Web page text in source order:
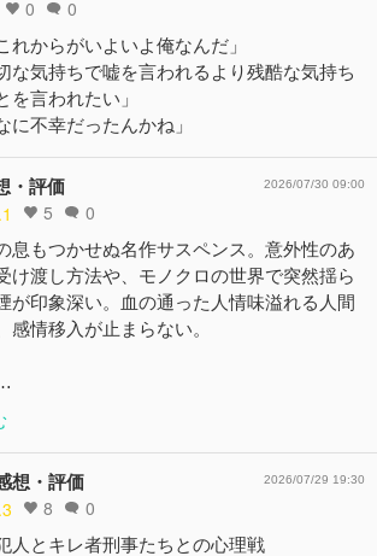
0 0
れからがいよいよ俺なんだ」
な気持ちで嘘を言われるより残酷な気持ち
を言われたい」
に不幸だったんかね」
・評価
5 0
2026/07/30 09:00
息もつかせぬ名作サスペンス。意外性のあ
け渡し方法や、モノクロの世界で突然揺ら
が印象深い。血の通った人情味溢れる人間
感情移入が止まらない。
想・評価
8 0
2026/07/29 19:30
人とキレ者刑事たちとの心理戦